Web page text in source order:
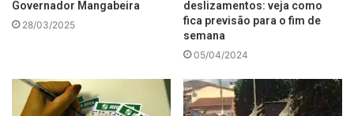
Governador Mangabeira
28/03/2025
deslizamentos: veja como
fica previsão para o fim de
semana
05/04/2024